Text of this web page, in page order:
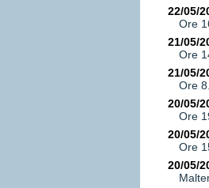
22/05/
Ore
21/05/
Ore
21/05/
Ore
20/05/
Ore
20/05/
Ore
20/05/